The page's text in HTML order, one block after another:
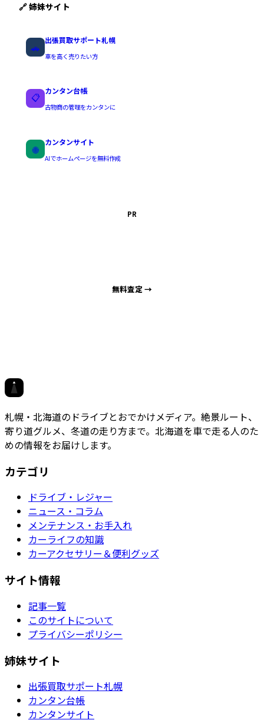
🔗 姉妹サイト
🚗
出張買取サポート札幌
車を高く売りたい方
📋 カンタン台帳
古物商の管理をカンタンに
🌐
カンタンサイト
AIでホームページを無料作成
PR
無料査定 →
札幌・北海道のドライブとおでかけメディア。絶景ルート、
寄り道グルメ、冬道の走り方まで。北海道を車で走る人のた
めの情報をお届けします。
カテゴリ
ドライブ・レジャー
ニュース・コラム
メンテナンス・お手入れ
カーライフの知識
カーアクセサリー＆便利グッズ
サイト情報
記事一覧
このサイトについて
プライバシーポリシー
姉妹サイト
出張買取サポート札幌
カンタン台帳
カンタンサイト